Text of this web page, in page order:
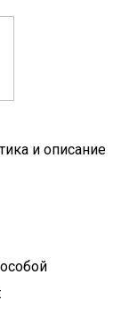
и описание